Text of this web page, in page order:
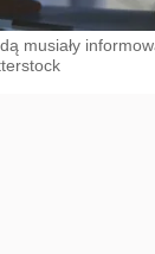
musiały